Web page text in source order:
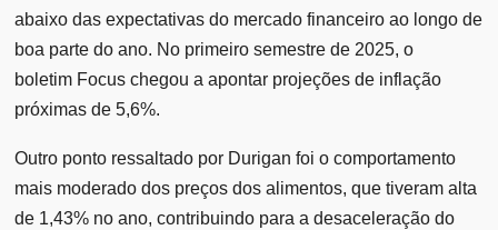
abaixo das expectativas do mercado financeiro ao longo de
boa parte do ano. No primeiro semestre de 2025, o
boletim Focus chegou a apontar projeções de inflação
próximas de 5,6%.
Outro ponto ressaltado por Durigan foi o comportamento
mais moderado dos preços dos alimentos, que tiveram alta
de 1,43% no ano, contribuindo para a desaceleração do